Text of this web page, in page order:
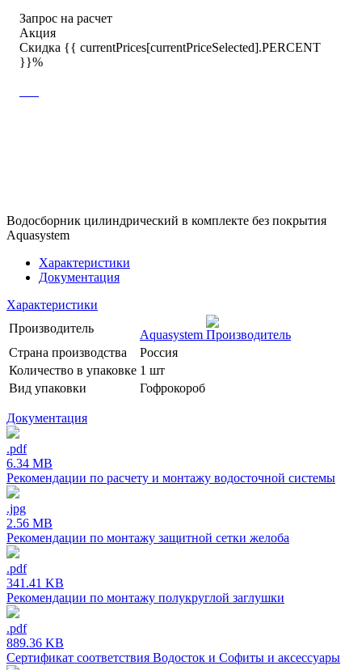
Запрос на расчет
Акция
Скидка {{ currentPrices[currentPriceSelected].PERCENT
}}%
Водосборник цилиндрический в комплекте без покрытия
Aquasystem
Характеристики
Документация
Характеристики
Производитель
Aquasystem
Страна производства
Россия
Количество в упаковке 1 шт
Вид упаковки
Гофрокороб
Документация
.pdf
6.34 MB
Рекомендации по расчету и монтажу водосточной системы
.jpg
2.56 MB
Рекомендации по монтажу защитной сетки желоба
.pdf
341.41 KB
Рекомендации по монтажу полукруглой заглушки
.pdf
889.36 KB
Сертификат соответствия Водосток и Софиты и аксессуары